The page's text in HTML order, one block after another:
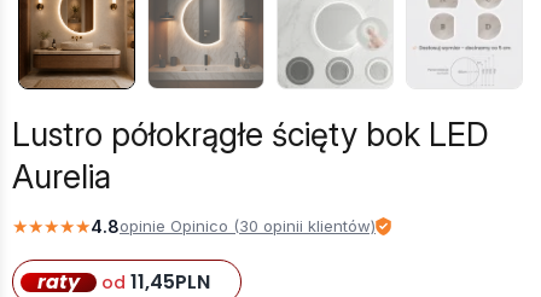
Lustro półokrągłe ścięty bok LED
Aurelia
★★★★★4.8opinie Opinico (30 opinii klientów)
raty od 11,45PLN